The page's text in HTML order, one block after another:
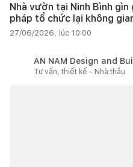
Nhà vườn tại Ninh Bình
pháp tổ chức lại không
27/06/2026, lúc 10:00
AN NAM Design and
Tư vấn, thiết kế - Nhà thầu